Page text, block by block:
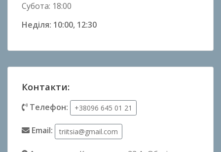
Субота: 18:00
Неділя: 10:00, 12:30
Контакти:
Телефон: +38096 645 01 21
Email: triitsia@gmail.com